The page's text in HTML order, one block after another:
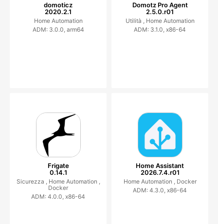
domoticz
2020.2.1
Home Automation
ADM: 3.0.0, arm64
Domotz Pro Agent
2.5.0.r01
Utilità , Home Automation
ADM: 3.1.0, x86-64
Frigate
0.14.1
Sicurezza , Home Automation ,
Docker
ADM: 4.0.0, x86-64
Home Assistant
2026.7.4.r01
Home Automation , Docker
ADM: 4.3.0, x86-64